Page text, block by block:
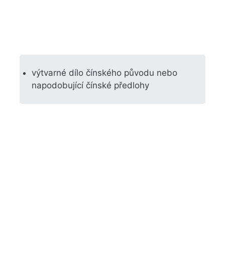
výtvarné dílo čínského původu nebo
napodobující čínské předlohy